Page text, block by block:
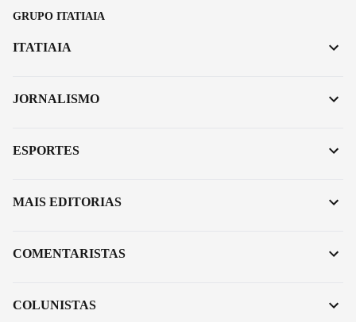
GRUPO ITATIAIA
ITATIAIA
JORNALISMO
ESPORTES
MAIS EDITORIAS
COMENTARISTAS
COLUNISTAS